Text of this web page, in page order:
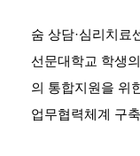
숨 상담·심리치료
선문대학교 학생
의 통합지원을 위
업무협력체계 구